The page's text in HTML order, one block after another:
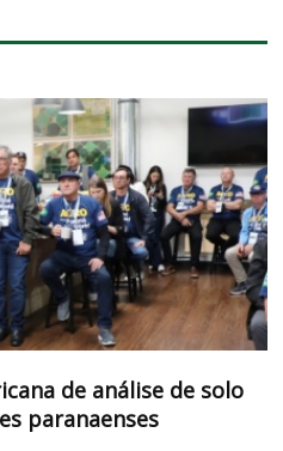
de análise de solo
paranaenses